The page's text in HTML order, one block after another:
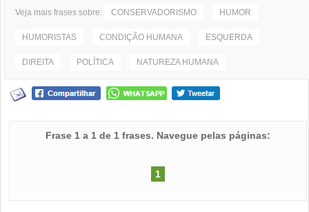
Veja mais frases sobre: CONSERVADORISMO HUMOR
HUMORISTAS CONDIÇÃO HUMANA ESQUERDA
DIREITA POLÍTICA NATUREZA HUMANA
Frase 1 a 1 de 1 frases. Navegue pelas páginas:
1